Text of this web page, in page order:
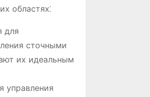
областях⁚
для
сточными
их идеальным
управления